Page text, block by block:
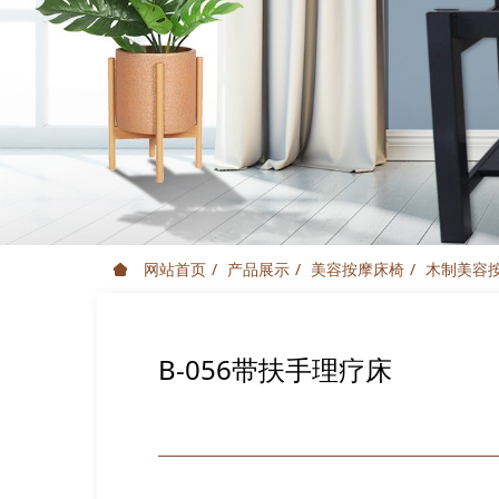
网站首页 产品展示 美容按摩床椅 木制美容
B-056带扶手理疗床